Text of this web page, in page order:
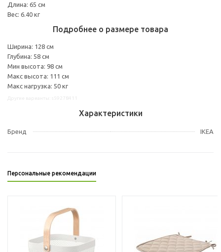
Длина: 65 см
Вес: 6.40 кг
Подробнее о размере товара
Ширина: 128 см
Глубина: 58 см
Мин высота: 98 см
Макс высота: 111 см
Макс нагрузка: 50 кг
Характеристики
Бренд IKEA
Персональные рекомендации